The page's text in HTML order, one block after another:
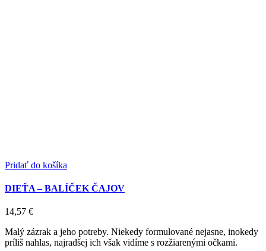
Pridať do košíka
DIEŤA – BALÍČEK ČAJOV
14,57 €
Malý zázrak a jeho potreby. Niekedy formulované nejasne, inokedy
príliš nahlas, najradšej ich však vidíme s rozžiarenými očkami.